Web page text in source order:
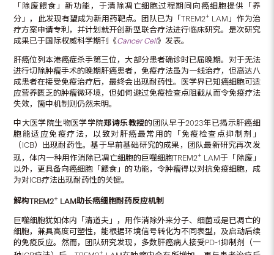
「除废餵食」新功能，于清除凋亡细胞过程期间向癌细胞提供「养
分」，此发现有望成为新用药靶点。团队已为「TREM2+ LAM」作为治
疗方案申请专利，并计划就开创新型联合疗法进行临床研究。是次研究
成果已于国际权威科学期刊《Cancer Cell》发表。
肝癌位列本港癌症杀手第三位，大部分患者确诊时已届晚期。对于无法
进行切除肿瘤手术的晚期肝癌患者，免疫疗法虽为一线治疗，但高达八
成患者在接受免疫治疗后，最终会出现耐药性。医学界已知癌细胞可适
应营养匮乏的肿瘤微环境，但如何避过免疫检查点阻截从而令免疫疗法
失效，箇中机制则仍然未明。
中大医学院生物医学学院郑诗乐教授的团队早于2023年已揭示肝癌细
胞能适应免疫疗法，以致对肝癌最常用的「免疫检查点抑制剂」
（ICB）出现耐药性。基于早前基础研究的成果，团队最新研究再次发
现，体内一种用作消除已凋亡细胞的巨噬细胞TREM2+ LAM于「除废」
以外，更具备向癌细胞「餵食」的功能，令肿瘤得以对抗免疫细胞，成
为对ICB疗法出现耐药性的关键。
解构TREM2+ LAM助长癌细胞耐药反应机制
巨噬细胞犹如体内「清道夫」，用作消除外来分子、细菌或是已凋亡的
细胞，兼具高度可塑性，能根据环境信号转化为不同表型，及启动后续
的免疫反应。然而，团队研究发现，多数肝癌病人接受PD-1抑制剂（一
+